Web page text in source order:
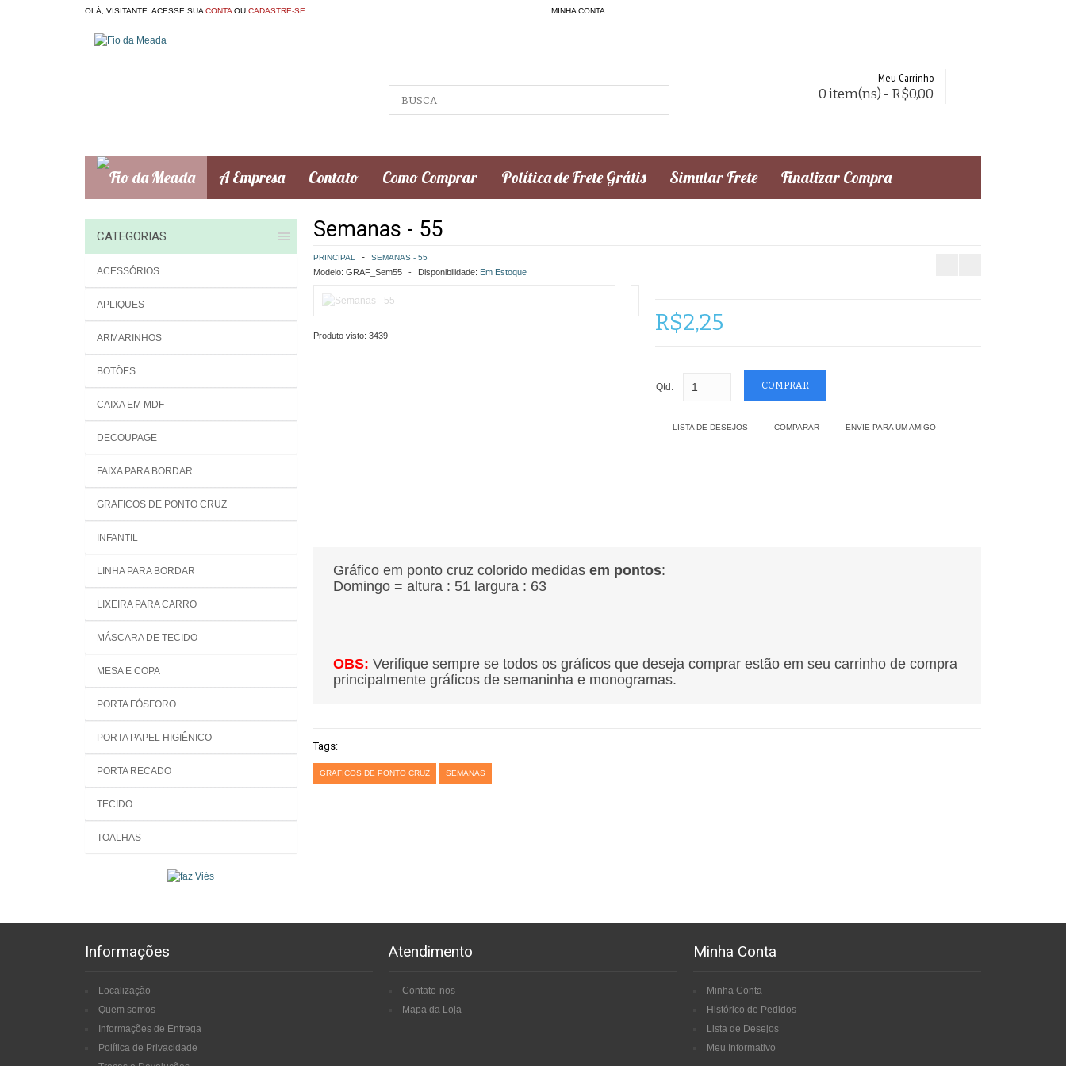
OLÁ, VISITANTE. ACESSE SUA CONTA OU CADASTRE-SE MINHA CONTA
Meu Carrinho
0 item(ns) - R$0,00
A Empresa Contato Como Comprar Política de Frete Grátis Simular Frete Finalizar Compra
CATEGORIAS
ACESSÓRIOS
APLIQUES
ARMARINHOS
BOTÕES
CAIXA EM MDF
DECOUPAGE
FAIXA PARA BORDAR
GRAFICOS DE PONTO CRUZ
INFANTIL
LINHA PARA BORDAR
LIXEIRA PARA CARRO
MÁSCARA DE TECIDO
MESA E COPA
PORTA FÓSFORO
PORTA PAPEL HIGIÊNICO
PORTA RECADO
TECIDO
TOALHAS
Semanas - 55
PRINCIPAL SEMANAS - 55
Modelo: GRAF_Sem55 Disponibilidade: Em Estoque
Produto visto: 3439 R$2,25
Qtd:
LISTA DE DESEJOS COMPARAR ENVIE PARA UM AMIGO
Gráfico em ponto cruz colorido medidas em pontos:
Domingo = altura : 51 largura : 63
OBS: Verifique sempre se todos os gráficos que deseja comprar estão em seu carrinho de compra
principalmente gráficos de semaninha e monogramas.
Tags:
GRAFICOS DE PONTO CRUZ SEMANAS
Informações
Localização
Quem somos
Informações de Entrega
Política de Privacidade
Atendimento
Contate-nos
Mapa da Loja
Minha Conta
Minha Conta
Histórico de Pedidos
Lista de Desejos
Meu Informativo